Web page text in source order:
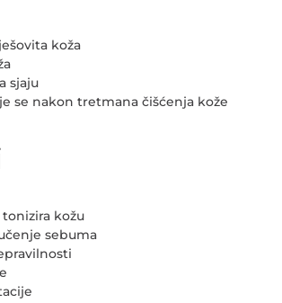
koža
sjaju
se nakon tretmana čišćenja kože
tonizira kožu
sebuma